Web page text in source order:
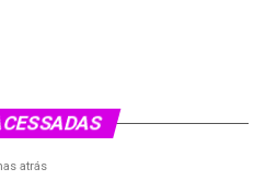
atrás